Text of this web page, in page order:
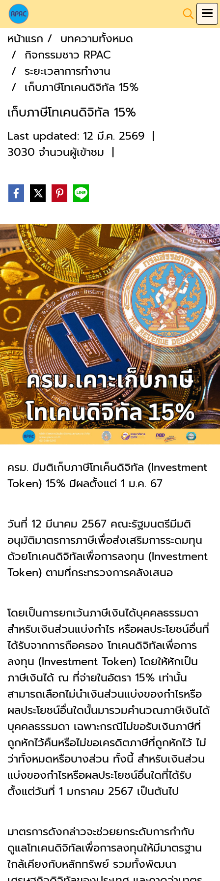
หน้าแรก
บทความทั้งหมด
กิจกรรมชาว RPAC
ระยะเวลาการทำงาน
เก็บภาษีโทเคนดิจิทัล 15%
เก็บภาษีโทเคนดิจิทัล 15%
Last updated: 12 มี.ค. 2569 |
3030 จำนวนผู้เข้าชม |
ครม. มีมติเก็บภาษีโทเค็นดิจิทัล (Investment
Token) 15% มีผลตั้งแต่ 1 ม.ค. 67
วันที่ 12 มีนาคม 2567 คณะรัฐมนตรีมีมติ
อนุมัติมาตรการภาษีเพื่อส่งเสริมการระดมทุน
ด้วยโทเคนดิจิทัลเพื่อการลงทุน (Investment
Token) ตามที่กระทรวงการคลังเสนอ
โดยเป็นการยกเว้นภาษีเงินได้บุคคลธรรมดา
สำหรับเงินส่วนแบ่งกำไร หรือผลประโยชน์อื่นที่
ได้รับจากการถือครอง โทเคนดิจิทัลเพื่อการ
ลงทุน (Investment Token) โดยให้หักเป็น
ภาษีเงินได้ ณ ที่จ่ายในอัตรา 15% เท่านั้น
สามารถเลือกไม่นำเงินส่วนแบ่งของกำไรหรือ
ผลประโยชน์อื่นใดนั้นมารวมคำนวณภาษีเงินได้
บุคคลธรรมดา เฉพาะกรณีไม่ขอรับเงินภาษีที่
ถูกหักไว้คืนหรือไม่ขอเครดิตภาษีที่ถูกหักไว้ ไม่
ว่าทั้งหมดหรือบางส่วน ทั้งนี้ สำหรับเงินส่วน
แบ่งของกำไรหรือผลประโยชน์อื่นใดที่ได้รับ
ตั้งแต่วันที่ 1 มกราคม 2567 เป็นต้นไป
มาตรการดังกล่าวจะช่วยยกระดับการกำกับ
ดูแลโทเคนดิจิทัลเพื่อการลงทุนให้มีมาตรฐาน
ใกล้เคียงกับหลักทรัพย์ รวมทั้งพัฒนา